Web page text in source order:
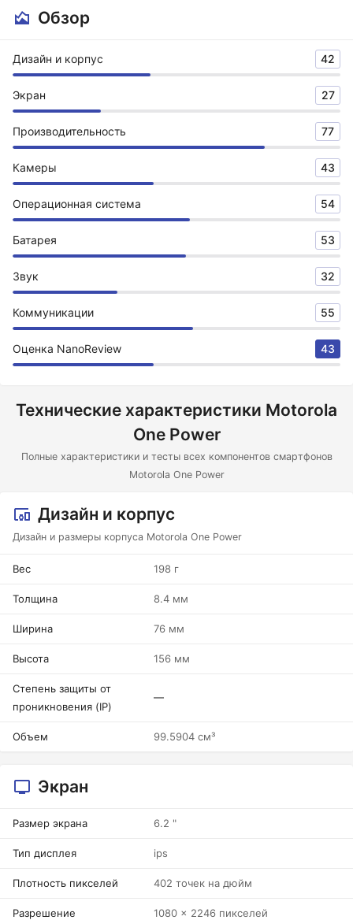
Обзор
Дизайн и корпус 42
Экран 27
Производительность 77
Камеры 43
Операционная система 54
Батарея 53
Звук 32
Коммуникации 55
Оценка NanoReview 43
Технические характеристики Motorola
One Power
Полные характеристики и тесты всех компонентов смартфонов
Motorola One Power
Дизайн и корпус
Дизайн и размеры корпуса Motorola One Power
Вес 198 г
Толщина 8.4 мм
Ширина 76 мм
Высота 156 мм
Степень защиты от
проникновения (IP)
—
Объем 99.5904 см³
Экран
Размер экрана 6.2 "
Тип дисплея ips
Плотность пикселей 402 точек на дюйм
Разрешение 1080 x 2246 пикселей